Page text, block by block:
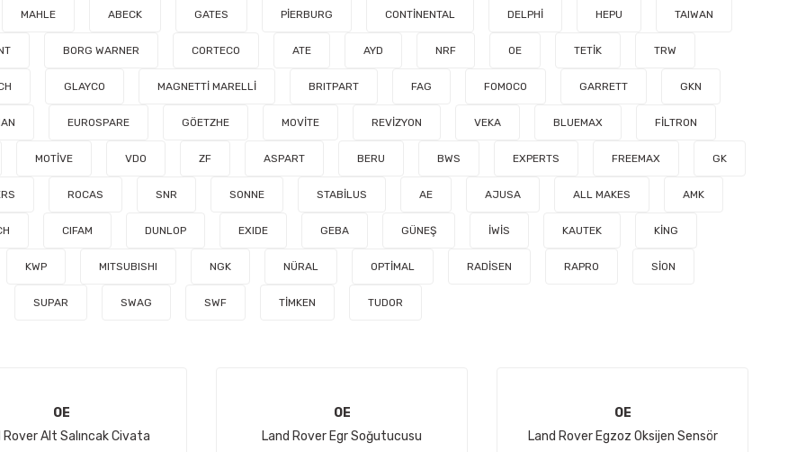
MAHLE ABECK GATES PİERBURG CONTİNENTAL DELPHİ HEPU TAIWAN
BORG WARNER CORTECO ATE AYD NRF OE TETİK TRW
GLAYCO MAGNETTİ MARELLİ BRITPART FAG FOMOCO GARRETT GKN
EUROSPARE GÖETZHE MOVİTE REVİZYON VEKA BLUEMAX FİLTRON
MOTİVE VDO ZF ASPART BERU BWS EXPERTS FREEMAX GK
ROCAS SNR SONNE STABİLUS AE AJUSA ALL MAKES AMK
CIFAM DUNLOP EXIDE GEBA GÜNEŞ İWİS KAUTEK KİNG
KWP MITSUBISHI NGK NÜRAL OPTİMAL RADİSEN RAPRO SİON
SUPAR SWAG SWF TİMKEN TUDOR
OE
Rover Alt Salıncak Civata
OE
Land Rover Egr Soğutucusu
OE
Land Rover Egzoz Oksijen Sensör